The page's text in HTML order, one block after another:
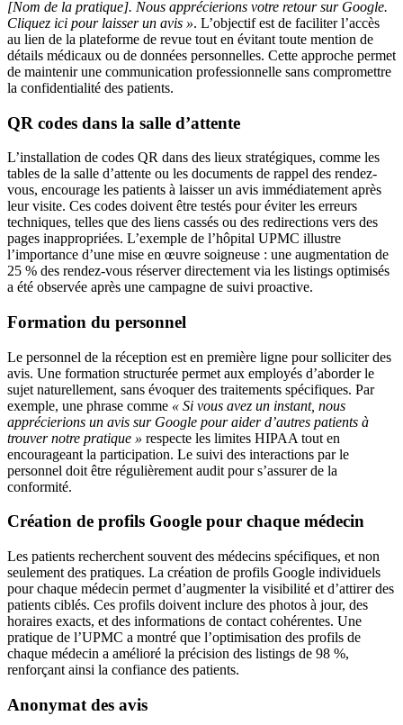
[Nom de la pratique]. Nous apprécierions votre retour sur Google.
Cliquez ici pour laisser un avis ». L’objectif est de faciliter l’accès
au lien de la plateforme de revue tout en évitant toute mention de
détails médicaux ou de données personnelles. Cette approche permet
de maintenir une communication professionnelle sans compromettre
la confidentialité des patients.
QR codes dans la salle d’attente
L’installation de codes QR dans des lieux stratégiques, comme les
tables de la salle d’attente ou les documents de rappel des rendez-
vous, encourage les patients à laisser un avis immédiatement après
leur visite. Ces codes doivent être testés pour éviter les erreurs
techniques, telles que des liens cassés ou des redirections vers des
pages inappropriées. L’exemple de l’hôpital UPMC illustre
l’importance d’une mise en œuvre soigneuse : une augmentation de
25 % des rendez-vous réserver directement via les listings optimisés
a été observée après une campagne de suivi proactive.
Formation du personnel
Le personnel de la réception est en première ligne pour solliciter des
avis. Une formation structurée permet aux employés d’aborder le
sujet naturellement, sans évoquer des traitements spécifiques. Par
exemple, une phrase comme « Si vous avez un instant, nous
apprécierions un avis sur Google pour aider d’autres patients à
trouver notre pratique » respecte les limites HIPAA tout en
encourageant la participation. Le suivi des interactions par le
personnel doit être régulièrement audit pour s’assurer de la
conformité.
Création de profils Google pour chaque médecin
Les patients recherchent souvent des médecins spécifiques, et non
seulement des pratiques. La création de profils Google individuels
pour chaque médecin permet d’augmenter la visibilité et d’attirer des
patients ciblés. Ces profils doivent inclure des photos à jour, des
horaires exacts, et des informations de contact cohérentes. Une
pratique de l’UPMC a montré que l’optimisation des profils de
chaque médecin a amélioré la précision des listings de 98 %,
renforçant ainsi la confiance des patients.
Anonymat des avis